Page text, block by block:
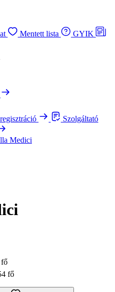
Mentett lista
GYIK
Szolgáltató
Medici
fő
fő